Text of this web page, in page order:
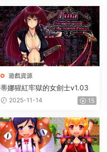
遊戲資源
蒂娜猩紅牢獄的女劍士v1.03
2025-11-14 15